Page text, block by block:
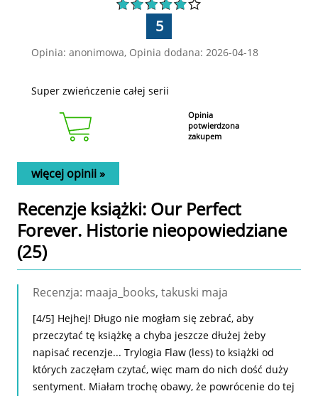
5
Opinia: anonimowa, Opinia dodana: 2026-04-18
Super zwieńczenie całej serii
Opinia
potwierdzona
zakupem
więcej opinii »
Recenzje książki: Our Perfect
Forever. Historie nieopowiedziane
(25)
Recenzja: maaja_books, takuski maja
[4/5] Hejhej! Długo nie mogłam się zebrać, aby
przeczytać tę książkę a chyba jeszcze dłużej żeby
napisać recenzje... Trylogia Flaw (less) to książki od
których zaczęłam czytać, więc mam do nich dość duży
sentyment. Miałam trochę obawy, że powrócenie do tej